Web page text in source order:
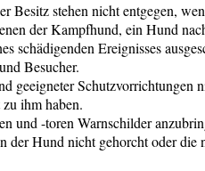
Besitz stehen nicht entgegen,
der Kampfhund, ein Hund
schädigenden Ereignisses
Besucher.
geeigneter
ihm haben.
und -toren Warnschilder
der Hund nicht gehorcht oder